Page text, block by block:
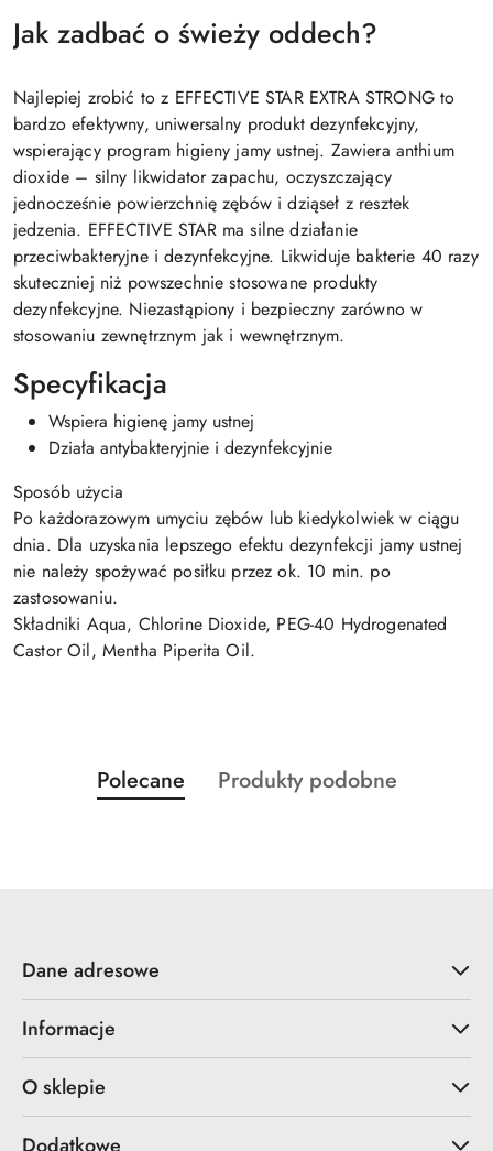
Jak zadbać o świeży oddech?
Najlepiej zrobić to z EFFECTIVE STAR EXTRA STRONG to
bardzo efektywny, uniwersalny produkt dezynfekcyjny,
wspierający program higieny jamy ustnej. Zawiera anthium
dioxide – silny likwidator zapachu, oczyszczający
jednocześnie powierzchnię zębów i dziąseł z resztek
jedzenia. EFFECTIVE STAR ma silne działanie
przeciwbakteryjne i dezynfekcyjne. Likwiduje bakterie 40 razy
skuteczniej niż powszechnie stosowane produkty
dezynfekcyjne. Niezastąpiony i bezpieczny zarówno w
stosowaniu zewnętrznym jak i wewnętrznym.
Specyfikacja
Wspiera higienę jamy ustnej
Działa antybakteryjnie i dezynfekcyjnie
Sposób użycia
Po każdorazowym umyciu zębów lub kiedykolwiek w ciągu
dnia. Dla uzyskania lepszego efektu dezynfekcji jamy ustnej
nie należy spożywać posiłku przez ok. 10 min. po
zastosowaniu.
Składniki Aqua, Chlorine Dioxide, PEG-40 Hydrogenated
Castor Oil, Mentha Piperita Oil.
Pomiń karuzelę produktów
Produkty
o
Polecane
Produkty
Produkty podobne
Dane adresowe
Informacje
O sklepie